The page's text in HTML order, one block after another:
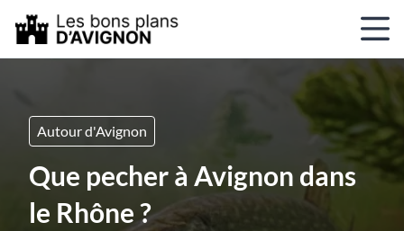
Autour d'Avignon
Que pecher à Avignon dans
le Rhône ?